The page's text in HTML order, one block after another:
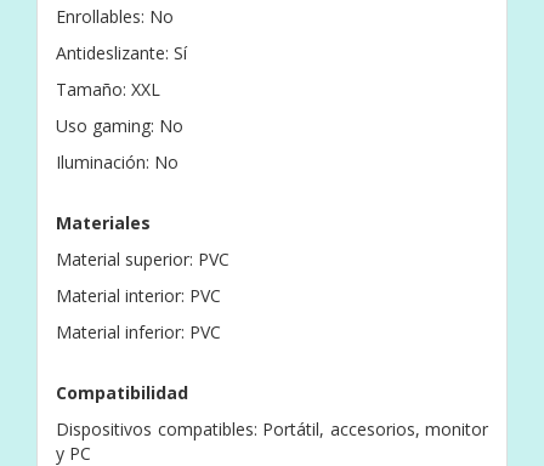
Enrollables: No
Antideslizante: Sí
Tamaño: XXL
Uso gaming: No
Iluminación: No
Materiales
Material superior: PVC
Material interior: PVC
Material inferior: PVC
Compatibilidad
Dispositivos compatibles: Portátil, accesorios, monitor
y PC